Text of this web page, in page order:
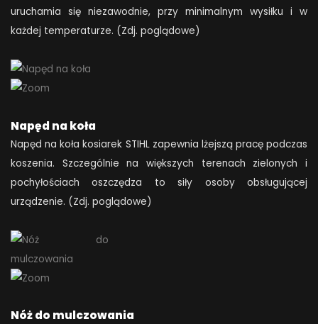
uruchamia się niezawodnie, przy minimalnym wysiłku i w
każdej temperaturze. (Zdj. poglądowe)
Napęd na koła
Napęd na koła kosiarek STIHL zapewnia lżejszą pracę podczas
koszenia. Szczególnie na większych terenach zielonych i
pochyłościach oszczędza to siły osoby obsługującej
urządzenie. (Zdj. poglądowe)
Nóż do mulczowania